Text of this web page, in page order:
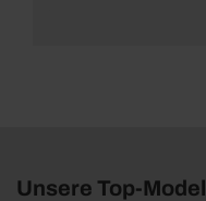
Unsere Top-